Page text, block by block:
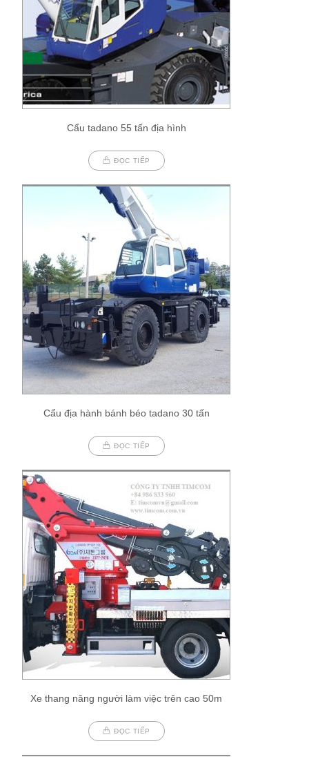
Cẩu tadano 55 tấn địa hình
ĐỌC TIẾP
Cẩu địa hành bánh béo tadano 30 tấn
ĐỌC TIẾP
Xe thang nâng người làm việc trên cao 50m
ĐỌC TIẾP